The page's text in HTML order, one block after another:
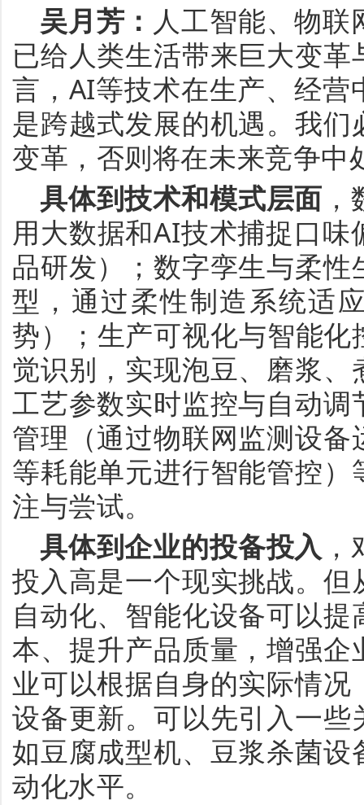
吴月芳 ： 人工智能、物
已给人类生活带来巨大变
言， AI等技术在生产、经
是跨越式发展的机遇。我
变革，否则将在未来竞争中
具体到技术和模式层面 ，
用大数据和AI技术捕捉口
品研发）； 数字孪生与柔性
型，通过柔性制造系统适
势）； 生产可视化与智能
觉识别，实现泡豆、磨浆
工艺参数实时监控与自动
管理（通过物联网监测设
等耗能单元进行智能管控）
注与尝试。
具体到企业的投备投入 ，
投入高是一个现实挑战。
自动化、智能化设备可以
本、提升产品质量，增强
业可以根据自身的实际情
设备更新。可以先引入一
如豆腐成型机、豆浆杀菌
动化水平。